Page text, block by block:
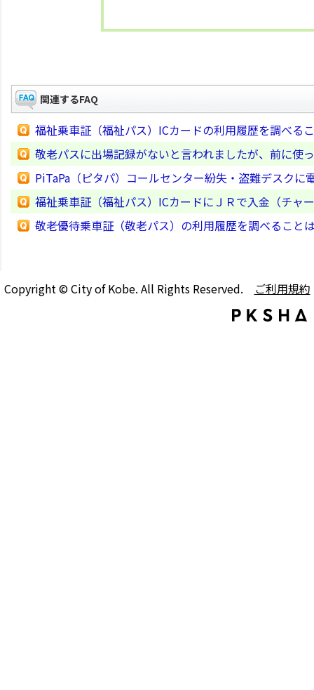
関連するFAQ
福祉乗車証（福祉パス）ICカードの利用履歴を調べる
敬老パスに出場記録がないと言われましたが、前に使
PiTaPa（ピタパ）コールセンター紛失・盗難デスクに
福祉乗車証（福祉パス）ICカードにＪＲで入金（チャ
敬老優待乗車証（敬老パス）の利用履歴を調べること
Copyright © City of Kobe. All Rights Reserved. ご利用規約